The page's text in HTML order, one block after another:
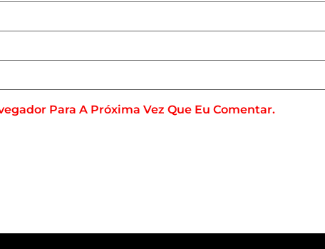
Para A Próxima Vez Que Eu Comentar.